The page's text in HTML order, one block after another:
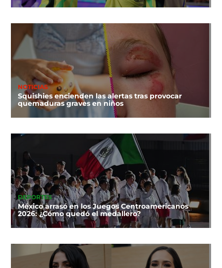
NOTICIAS
Squishies encienden las alertas tras provocar
quemaduras graves en niños
DEPORTES
México arrasó en los Juegos Centroamericanos
2026: ¿Cómo quedó el medallero?